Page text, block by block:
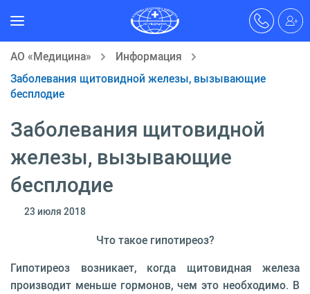
АО «Медицина»
Информация
Заболевания щитовидной железы, вызывающие
бесплодие
Заболевания щитовидной
железы, вызывающие
бесплодие
23 июля 2018
Что такое гипотиреоз?
Гипотиреоз возникает, когда щитовидная железа
производит меньше гормонов, чем это необходимо. В